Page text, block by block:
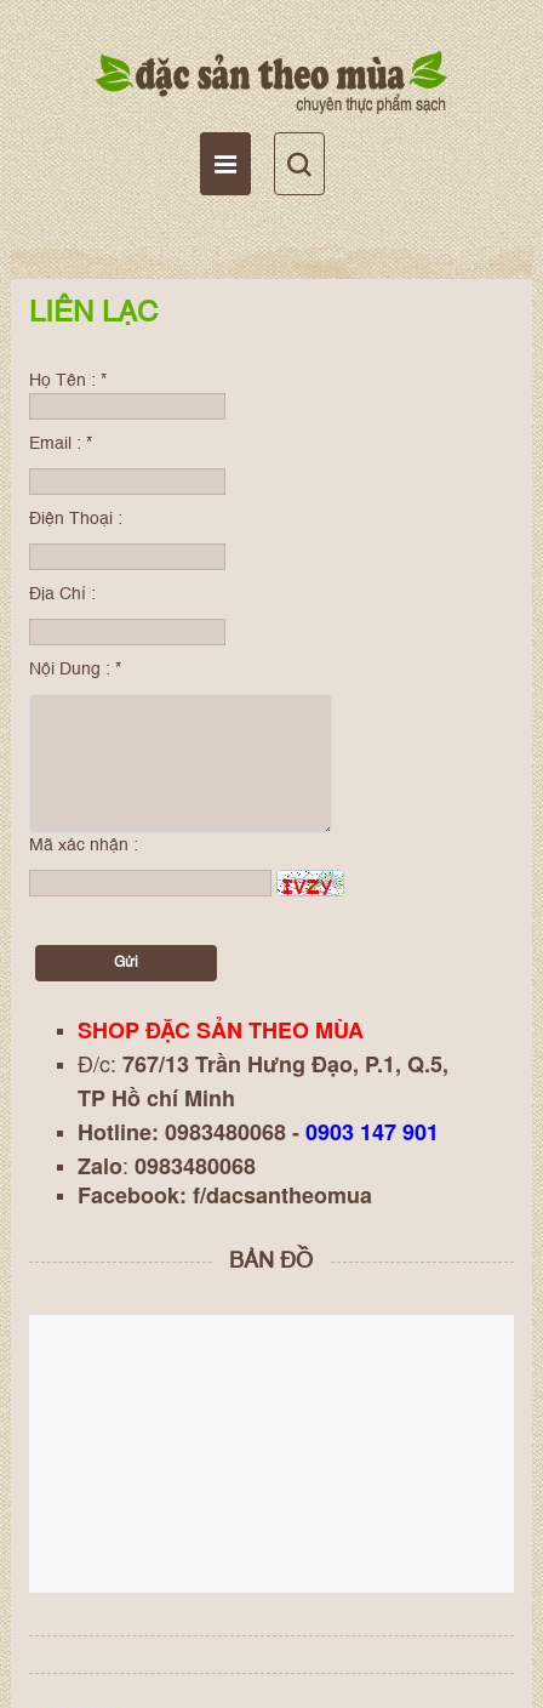
LIÊN LẠC
Họ Tên : *
Email : *
Điện Thoại :
Địa Chỉ :
Nội Dung : *
Mã xác nhận :
SHOP ĐẶC SẢN THEO MÙA
Đ/c: 767/13 Trần Hưng Đạo, P.1, Q.5,
TP Hồ chí Minh
Hotline: 0983480068 -0903 147 901
Zalo: 0983480068
Facebook: f/dacsantheomua
BẢN ĐỒ
Tài khoản
Giỏ hàng
Wishlist